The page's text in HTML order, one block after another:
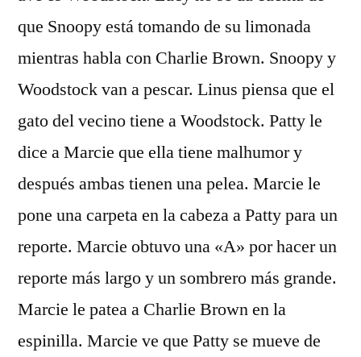
que Snoopy está tomando de su limonada
mientras habla con Charlie Brown. Snoopy y
Woodstock van a pescar. Linus piensa que el
gato del vecino tiene a Woodstock. Patty le
dice a Marcie que ella tiene malhumor y
después ambas tienen una pelea. Marcie le
pone una carpeta en la cabeza a Patty para un
reporte. Marcie obtuvo una «A» por hacer un
reporte más largo y un sombrero más grande.
Marcie le patea a Charlie Brown en la
espinilla. Marcie ve que Patty se mueve de